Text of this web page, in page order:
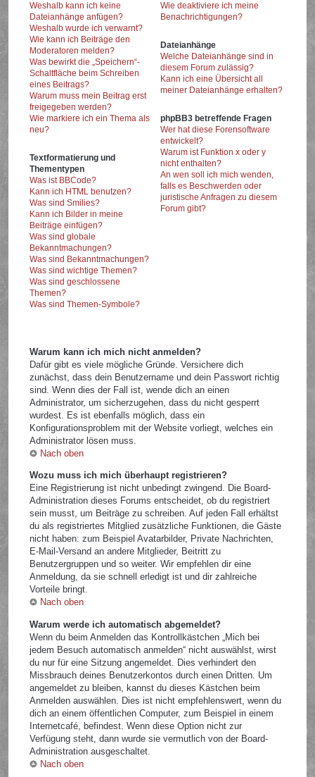
Weshalb kann ich keine
Dateianhänge anfügen?
Weshalb wurde ich verwarnt?
Wie kann ich Beiträge den
Moderatoren melden?
Was bewirkt die „Speichern“-
Schaltfläche beim Schreiben
eines Beitrags?
Warum muss mein Beitrag erst
freigegeben werden?
Wie markiere ich ein Thema als
neu?
Textformatierung und
Thementypen
Was ist BBCode?
Kann ich HTML benutzen?
Was sind Smilies?
Kann ich Bilder in meine
Beiträge einfügen?
Was sind globale
Bekanntmachungen?
Was sind Bekanntmachungen?
Was sind wichtige Themen?
Was sind geschlossene
Themen?
Was sind Themen-Symbole?
Wie deaktiviere ich meine
Benachrichtigungen?
Dateianhänge
Welche Dateianhänge sind in
diesem Forum zulässig?
Kann ich eine Übersicht all
meiner Dateianhänge erhalten?
phpBB3 betreffende Fragen
Wer hat diese Forensoftware
entwickelt?
Warum ist Funktion x oder y
nicht enthalten?
An wen soll ich mich wenden,
falls es Beschwerden oder
juristische Anfragen zu diesem
Forum gibt?
Warum kann ich mich nicht anmelden?
Dafür gibt es viele mögliche Gründe. Versichere dich
zunächst, dass dein Benutzername und dein Passwort richtig
sind. Wenn dies der Fall ist, wende dich an einen
Administrator, um sicherzugehen, dass du nicht gesperrt
wurdest. Es ist ebenfalls möglich, dass ein
Konfigurationsproblem mit der Website vorliegt, welches ein
Administrator lösen muss.
Nach oben
Wozu muss ich mich überhaupt registrieren?
Eine Registrierung ist nicht unbedingt zwingend. Die Board-
Administration dieses Forums entscheidet, ob du registriert
sein musst, um Beiträge zu schreiben. Auf jeden Fall erhältst
du als registriertes Mitglied zusätzliche Funktionen, die Gäste
nicht haben: zum Beispiel Avatarbilder, Private Nachrichten,
E-Mail-Versand an andere Mitglieder, Beitritt zu
Benutzergruppen und so weiter. Wir empfehlen dir eine
Anmeldung, da sie schnell erledigt ist und dir zahlreiche
Vorteile bringt.
Nach oben
Warum werde ich automatisch abgemeldet?
Wenn du beim Anmelden das Kontrollkästchen „Mich bei
jedem Besuch automatisch anmelden“ nicht auswählst, wirst
du nur für eine Sitzung angemeldet. Dies verhindert den
Missbrauch deines Benutzerkontos durch einen Dritten. Um
angemeldet zu bleiben, kannst du dieses Kästchen beim
Anmelden auswählen. Dies ist nicht empfehlenswert, wenn du
dich an einem öffentlichen Computer, zum Beispiel in einem
Internetcafé, befindest. Wenn diese Option nicht zur
Verfügung steht, dann wurde sie vermutlich von der Board-
Administration ausgeschaltet.
Nach oben